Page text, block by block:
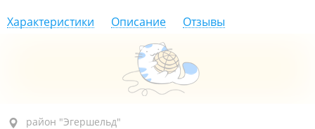
Характеристики Описание Отзывы
район "Эгершельд", ул. Верхнепортовая, 68В
район "Эгершельд"